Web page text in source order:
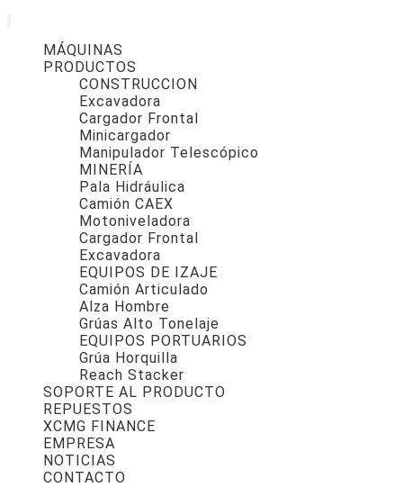
MÁQUINAS
PRODUCTOS
CONSTRUCCION
Excavadora
Cargador Frontal
Minicargador
Manipulador Telescópico
MINERÍA
Pala Hidráulica
Camión CAEX
Motoniveladora
Cargador Frontal
Excavadora
EQUIPOS DE IZAJE
Camión Articulado
Alza Hombre
Grúas Alto Tonelaje
EQUIPOS PORTUARIOS
Grúa Horquilla
Reach Stacker
SOPORTE AL PRODUCTO
REPUESTOS
XCMG FINANCE
EMPRESA
NOTICIAS
CONTACTO